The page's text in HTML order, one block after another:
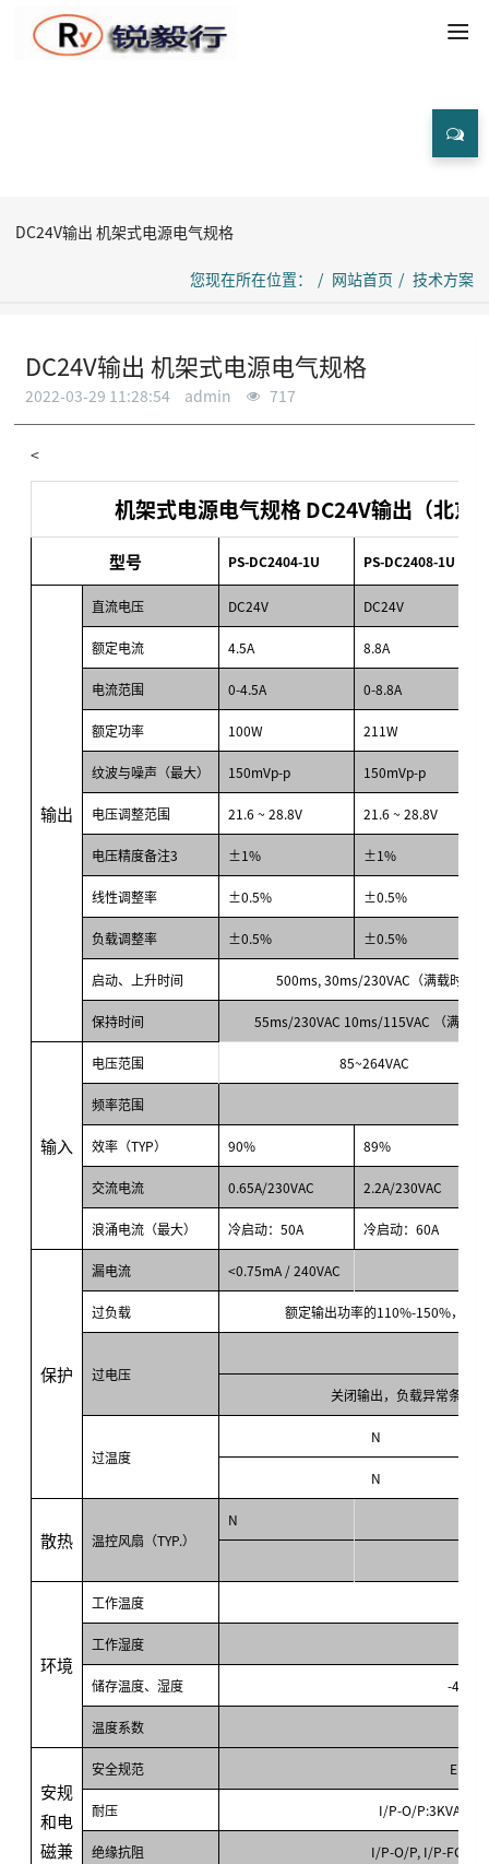
DC24V输出 机架式电源电气规格
您现在所在位置： 网站首页 技术方案
DC24V输出 机架式电源电气规格
2022-03-29 11:28:54 admin 717
<
机架式电源电气规格 DC24V输出（北京
型号 PS-DC2404-1U PS-DC2408-1U
输出
直流电压 DC24V DC24V
额定电流 4.5A 8.8A
电流范围 0-4.5A 0-8.8A
额定功率 100W 211W
纹波与噪声（最大） 150mVp-p 150mVp-p
电压调整范围 21.6 ~ 28.8V 21.6 ~ 28.8V
电压精度备注3 ±1% ±1%
线性调整率 ±0.5% ±0.5%
负载调整率 ±0.5% ±0.5%
启动、上升时间 500ms, 30ms/230VAC（满载时）
保持时间 55ms/230VAC 10ms/115VAC （满载时
输入
电压范围 85~264VAC
频率范围
效率（TYP） 90% 89%
交流电流 0.65A/230VAC 2.2A/230VAC
浪涌电流（最大） 冷启动：50A 冷启动：60A
保护
漏电流 <0.75mA / 240VAC
过负载 额定输出功率的110%-150%，端
过电压
关闭输出，负载异常条件
过温度
N
N
散热 温控风扇（TYP.）
N
环境
工作温度
工作湿度
储存温度、湿度 -40℃
温度系数
安规
和电
磁兼
安全规范 EN
耐压 I/P-O/P:3KVAC
绝缘抗阻 I/P-O/P, I/P-FG, O/